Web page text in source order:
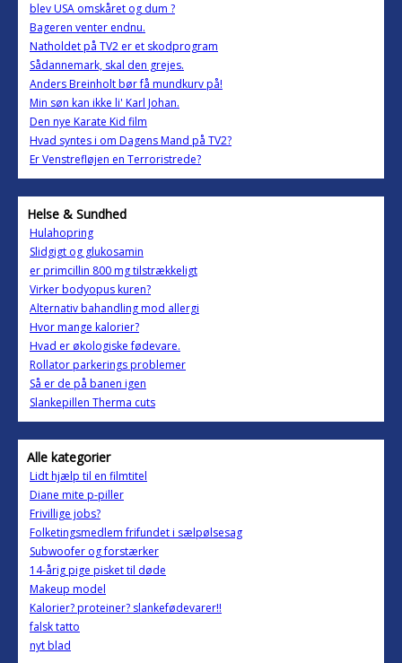
blev USA omskåret og dum ?
Bageren venter endnu.
Natholdet på TV2 er et skodprogram
Sådannemark, skal den grejes.
Anders Breinholt bør få mundkurv på!
Min søn kan ikke li' Karl Johan.
Den nye Karate Kid film
Hvad syntes i om Dagens Mand på TV2?
Er Venstrefløjen en Terroristrede?
Helse & Sundhed
Hulahopring
Slidgigt og glukosamin
er primcillin 800 mg tilstrækkeligt
Virker bodyopus kuren?
Alternativ bahandling mod allergi
Hvor mange kalorier?
Hvad er økologiske fødevare.
Rollator parkerings problemer
Så er de på banen igen
Slankepillen Therma cuts
Alle kategorier
Lidt hjælp til en filmtitel
Diane mite p-piller
Frivillige jobs?
Folketingsmedlem frifundet i sælpølsesag
Subwoofer og forstærker
14-årig pige pisket til døde
Makeup model
Kalorier? proteiner? slankefødevarer!!
falsk tatto
nyt blad